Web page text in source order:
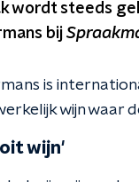
wordt steeds
bij
is
wijn waar
wijn'